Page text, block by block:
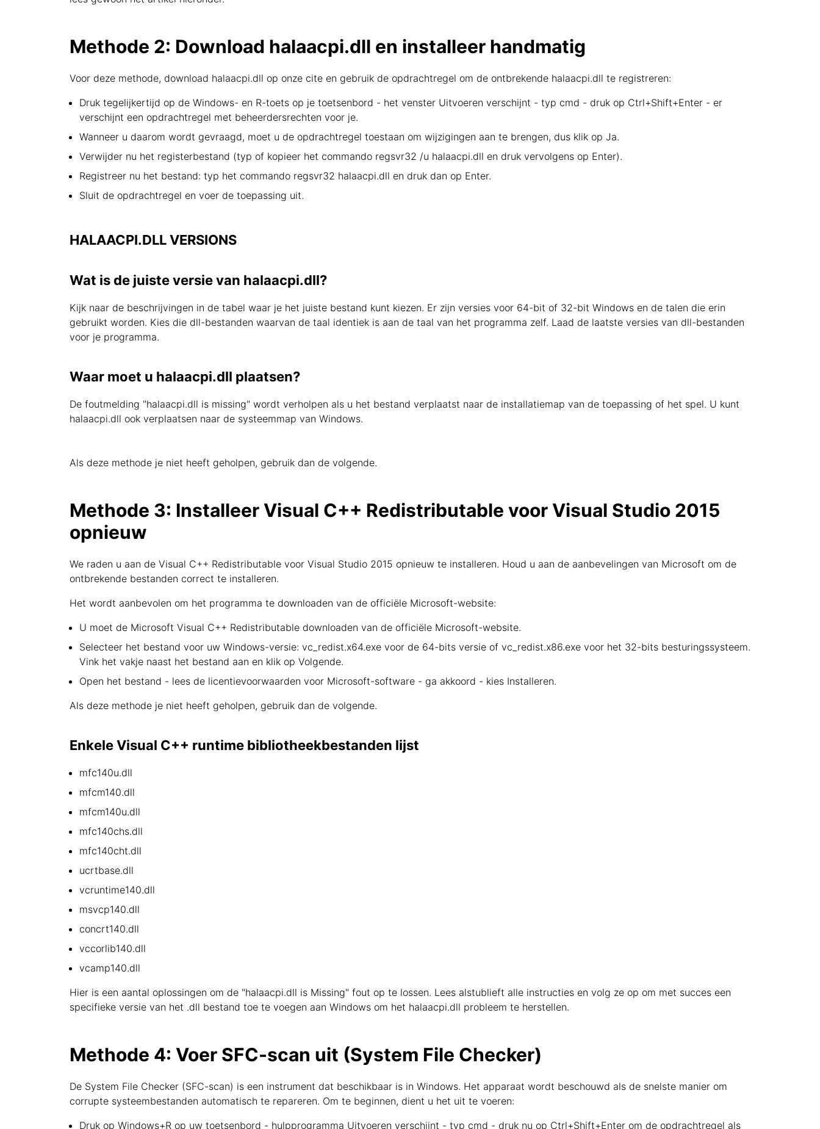
Methode 2: Download halaacpi.dll en installeer handmatig
Voor deze methode, download halaacpi.dll op onze cite en gebruik de opdrachtregel om de ontbrekende halaacpi.dll te registreren:
Druk tegelijkertijd op de Windows- en R-toets op je toetsenbord - het venster Uitvoeren verschijnt - typ cmd - druk op Ctrl+Shift+Enter - er
verschijnt een opdrachtregel met beheerdersrechten voor je.
Wanneer u daarom wordt gevraagd, moet u de opdrachtregel toestaan om wijzigingen aan te brengen, dus klik op Ja.
Verwijder nu het registerbestand (typ of kopieer het commando regsvr32 /u halaacpi.dll en druk vervolgens op Enter).
Registreer nu het bestand: typ het commando regsvr32 halaacpi.dll en druk dan op Enter.
Sluit de opdrachtregel en voer de toepassing uit.
HALAACPI.DLL VERSIONS
Wat is de juiste versie van halaacpi.dll?
Kijk naar de beschrijvingen in de tabel waar je het juiste bestand kunt kiezen. Er zijn versies voor 64-bit of 32-bit Windows en de talen die erin
gebruikt worden. Kies die dll-bestanden waarvan de taal identiek is aan de taal van het programma zelf. Laad de laatste versies van dll-bestanden
voor je programma.
Waar moet u halaacpi.dll plaatsen?
De foutmelding "halaacpi.dll is missing" wordt verholpen als u het bestand verplaatst naar de installatiemap van de toepassing of het spel. U kunt
halaacpi.dll ook verplaatsen naar de systeemmap van Windows.
Als deze methode je niet heeft geholpen, gebruik dan de volgende.
Methode 3: Installeer Visual C++ Redistributable voor Visual Studio 2015
opnieuw
We raden u aan de Visual C++ Redistributable voor Visual Studio 2015 opnieuw te installeren. Houd u aan de aanbevelingen van Microsoft om de
ontbrekende bestanden correct te installeren.
Het wordt aanbevolen om het programma te downloaden van de officiële Microsoft-website:
U moet de Microsoft Visual C++ Redistributable downloaden van de officiële Microsoft-website.
Selecteer het bestand voor uw Windows-versie: vc_redist.x64.exe voor de 64-bits versie of vc_redist.x86.exe voor het 32-bits besturingssysteem.
Vink het vakje naast het bestand aan en klik op Volgende.
Open het bestand - lees de licentievoorwaarden voor Microsoft-software - ga akkoord - kies Installeren.
Als deze methode je niet heeft geholpen, gebruik dan de volgende.
Enkele Visual C++ runtime bibliotheekbestanden lijst
mfc140u.dll
mfcm140.dll
mfcm140u.dll
mfc140chs.dll
mfc140cht.dll
ucrtbase.dll
vcruntime140.dll
msvcp140.dll
concrt140.dll
vccorlib140.dll
vcamp140.dll
Hier is een aantal oplossingen om de "halaacpi.dll is Missing" fout op te lossen. Lees alstublieft alle instructies en volg ze op om met succes een
specifieke versie van het .dll bestand toe te voegen aan Windows om het halaacpi.dll probleem te herstellen.
Methode 4: Voer SFC-scan uit (System File Checker)
De System File Checker (SFC-scan) is een instrument dat beschikbaar is in Windows. Het apparaat wordt beschouwd als de snelste manier om
corrupte systeembestanden automatisch te repareren. Om te beginnen, dient u het uit te voeren:
Druk op Windows+R op uw toetsenbord - hulpprogramma Uitvoeren verschijnt - typ cmd - druk nu op Ctrl+Shift+Enter om de opdrachtregel als